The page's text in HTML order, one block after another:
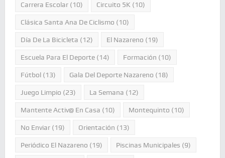
Carrera Escolar(10) Circuito 5K(10)
Clásica Santa Ana De Ciclismo (10)
Día De La Bicicleta (12) El Nazareno (19)
Escuela Para El Deporte(14) Formación (10)
Fútbol(13) Gala Del Deporte Nazareno (18)
Juego Limpio (23) La Semana (12)
Mantente Activ@ En Casa (10) Montequinto (10)
No Enviar(19) Orientación (13)
Periódico El Nazareno (19) Piscinas Municipales (9)